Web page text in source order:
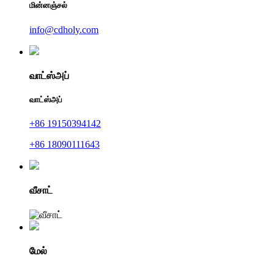
மின்னஞ்சல்
info@cdholy.com
வாட்ஸ்அப்
வாட்ஸ்அப்
+86 19150394142
+86 18090111643
வீசாட்
மேல்